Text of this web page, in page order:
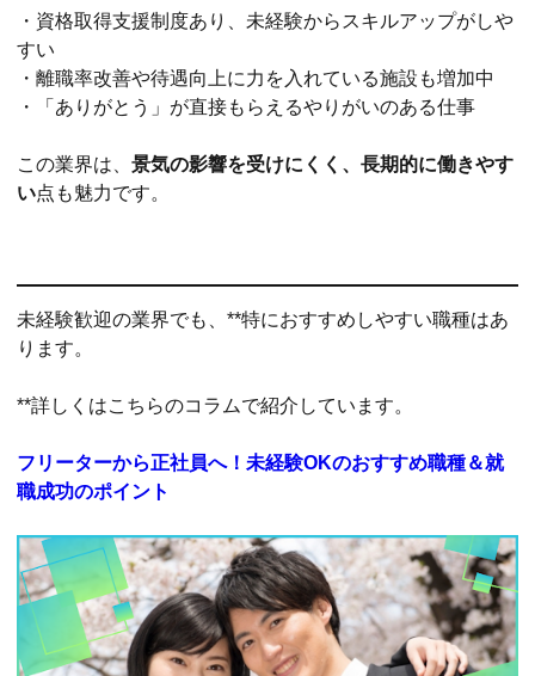
・資格取得支援制度あり、未経験からスキルアップがしや
すい
・離職率改善や待遇向上に力を入れている施設も増加中
・「ありがとう」が直接もらえるやりがいのある仕事
この業界は、 景気の影響を受けにくく、長期的に働きやす
い点も魅力です。
未経験歓迎の業界でも、**特におすすめしやすい職種はあ
ります。
**詳しくはこちらのコラムで紹介しています。
フリーターから正社員へ！未経験OKのおすすめ職種＆就
職成功のポイント